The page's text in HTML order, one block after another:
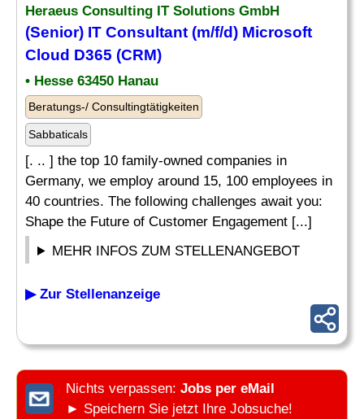
Heraeus Consulting ITSolutions GmbH
(Senior) IT Consultant (m/f/d) Microsoft
Cloud D365 (CRM)
• Hesse 63450 Hanau
Beratungs-/ Consultingtätigkeiten
Sabbaticals
[. .. ] the top 10 family-owned companies in
Germany, we employ around 15, 100 employees in
40 countries. The following challenges await you:
Shape the Future of Customer Engagement [...]
MEHR INFOS ZUM STELLENANGEBOT
▶ Zur Stellenanzeige
Nichts verpassen: Jobs per eMail
► Speichern Sie jetzt Ihre Jobsuche!